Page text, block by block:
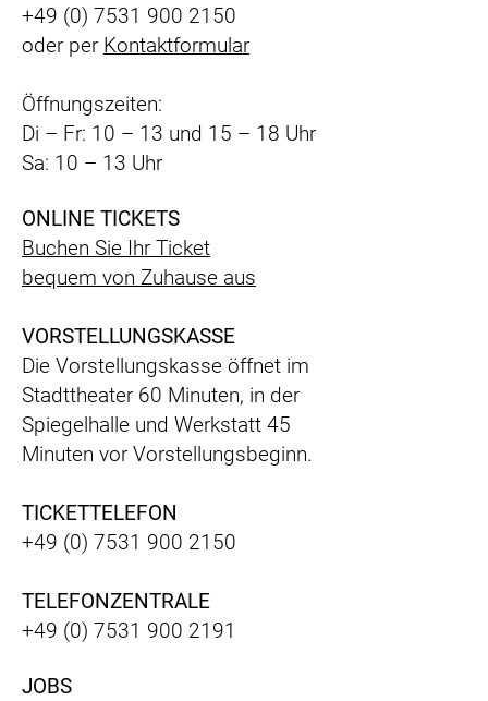
+49 (0) 7531 900 2150
oder per Kontaktformular
Öffnungszeiten:
Di – Fr: 10 – 13 und 15 – 18 Uhr
Sa: 10 – 13 Uhr
ONLINE TICKETS
Buchen Sie Ihr Ticket
bequem von Zuhause aus
VORSTELLUNGSKASSE
Die Vorstellungskasse öffnet im
Stadttheater 60 Minuten, in der
Spiegelhalle und Werkstatt 45
Minuten vor Vorstellungsbeginn.
TICKETTELEFON
+49 (0) 7531 900 2150
TELEFONZENTRALE
+49 (0) 7531 900 2191
JOBS